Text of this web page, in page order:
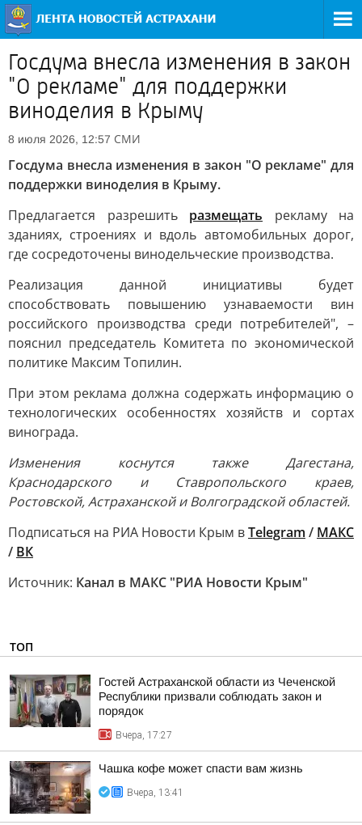
Госдума внесла изменения в закон
"О рекламе" для поддержки
виноделия в Крыму
8 июля 2026, 12:57 СМИ
Госдума внесла изменения в закон "О рекламе" для
поддержки виноделия в Крыму.
Предлагается разрешить размещать рекламу на
зданиях, строениях и вдоль автомобильных дорог,
где сосредоточены винодельческие производства.
Реализация данной инициативы будет
способствовать повышению узнаваемости вин
российского производства среди потребителей", –
пояснил председатель Комитета по экономической
политике Максим Топилин.
При этом реклама должна содержать информацию о
технологических особенностях хозяйств и сортах
винограда.
Изменения коснутся также Дагестана,
Краснодарского и Ставропольского краев,
Ростовской, Астраханской и Волгоградской областей.
Подписаться на РИА Новости Крым вTelegram / МАКС
/ ВК
Источник: Канал в МАКС "РИА Новости Крым"
ТОП
Гостей Астраханской области из Чеченской
Республики призвали соблюдать закон и
порядок
Вчера, 17:27
Чашка кофе может спасти вам жизнь
Вчера, 13:41